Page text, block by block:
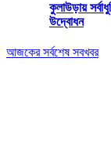
কুলাউড়ায়
উদ্বোধন
আজকের সর্বশেষ সবখবর